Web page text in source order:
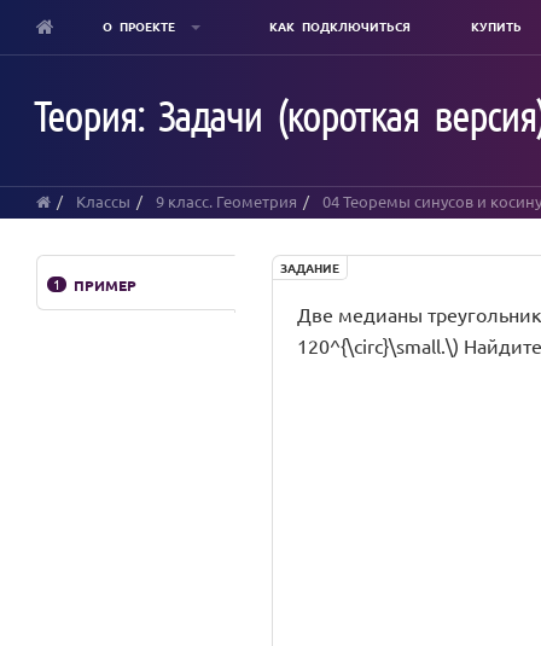
content
О ПРОЕКТЕ КАК ПОДКЛЮЧИТЬСЯ КУПИТЬ
Теория: Задачи (короткая
Классы 9 класс. Геометрия 04 Теоремы синусов и
1 ПРИМЕР
ЗАДАНИЕ
Две медианы
120^{\circ}\small.\)